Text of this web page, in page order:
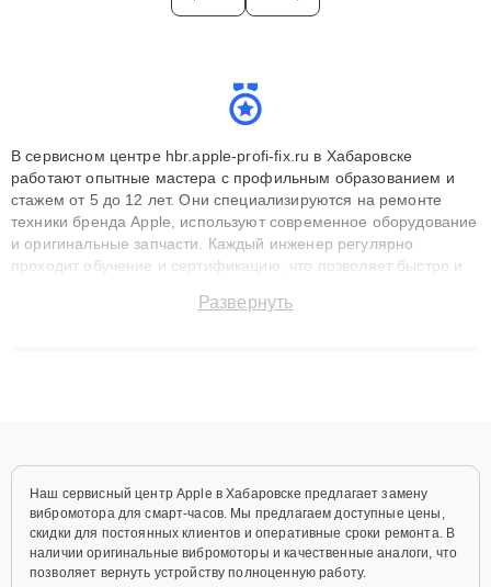
В сервисном центре hbr.apple-profi-fix.ru в Хабаровске
работают опытные мастера с профильным образованием и
стажем от 5 до 12 лет. Они специализируются на ремонте
техники бренда Apple, используют современное оборудование
и оригинальные запчасти. Каждый инженер регулярно
проходит обучение и сертификацию, что позволяет быстро и
сохранением гарантии до 3 лет. Наши мастера решают
Развернуть
Наш сервисный центр Apple в Хабаровске предлагает замену
вибромотора для смарт-часов. Мы предлагаем доступные цены,
скидки для постоянных клиентов и оперативные сроки ремонта. В
наличии оригинальные вибромоторы и качественные аналоги, что
позволяет вернуть устройству полноценную работу.